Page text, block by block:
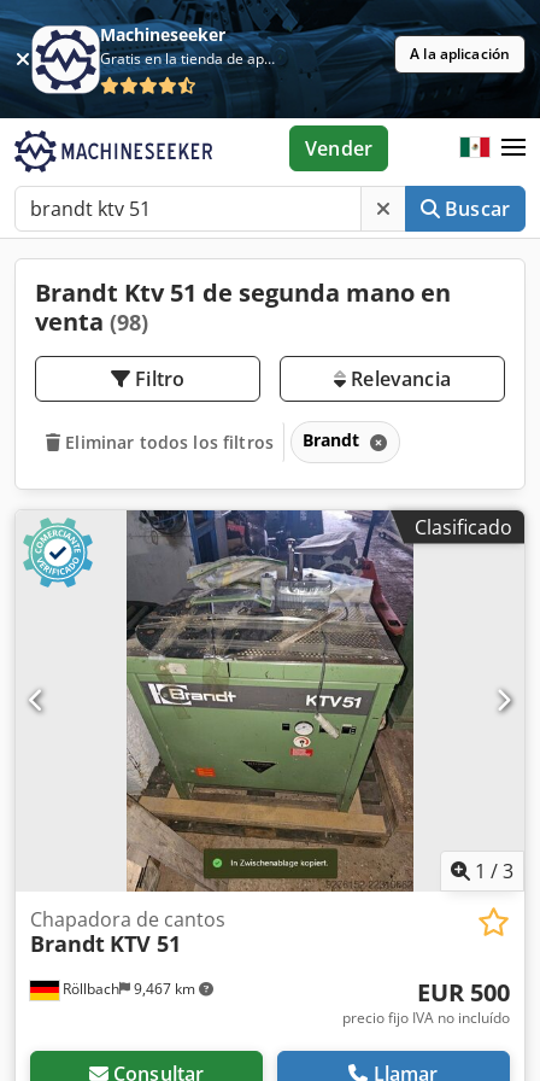
Machineseeker
Gratis en la tienda de aplicaciones A la aplicación
Buscar
Vender
Brandt Ktv 51 de segunda mano en
venta (98)
Filtro Relevancia
Eliminar todos los filtros Brandt
Clasificado
1 /3
Röllbach 9,467 km
Chapadora de cantos
Brandt KTV 51
EUR 500
precio fijo IVA no incluído
Consultar Llamar